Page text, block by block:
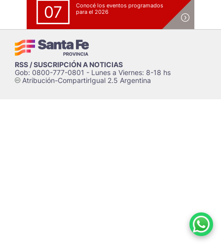
07
Conocé los eventos programados
para el 2026
RSS / SUSCRIPCIÓN A NOTICIAS
Gob: 0800-777-0801 - Lunes a Viernes: 8-18 hs
cAtribución-CompartirIgual 2.5 Argentina